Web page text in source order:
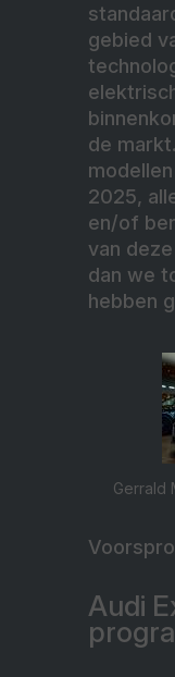
gebied
de
2025,
en/of
van
dan we
hebben
Gerrald
Audi